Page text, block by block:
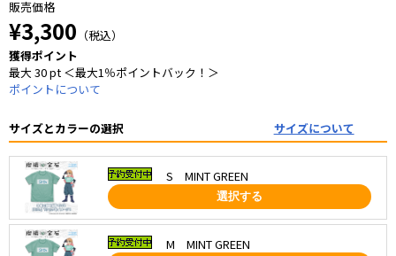
販売価格
¥3,300 （税込）
獲得ポイント
最大 30 pt ＜最大1％ポイントバック！＞
ポイントについて
サイズとカラーの選択 サイズについて
S MINT GREEN
選択する
M MINT GREEN